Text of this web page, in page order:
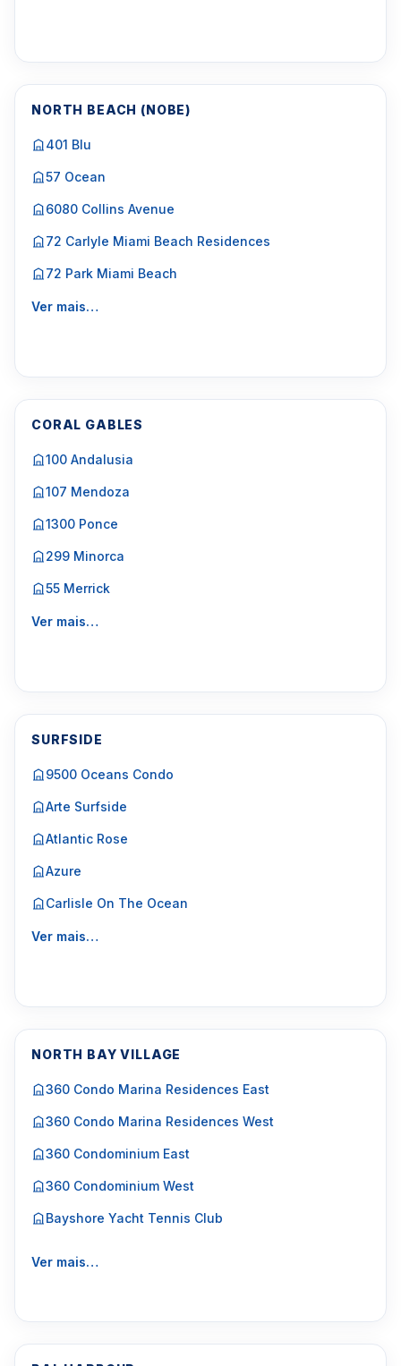
NORTH BEACH (NOBE)
401 Blu
57 Ocean
6080 Collins Avenue
72 Carlyle Miami Beach Residences
72 Park Miami Beach
Ver mais…
CORAL GABLES
100 Andalusia
107 Mendoza
1300 Ponce
299 Minorca
55 Merrick
Ver mais…
SURFSIDE
9500 Oceans Condo
Arte Surfside
Atlantic Rose
Azure
Carlisle On The Ocean
Ver mais…
NORTH BAY VILLAGE
360 Condo Marina Residences East
360 Condo Marina Residences West
360 Condominium East
360 Condominium West
Bayshore Yacht Tennis Club
Ver mais…